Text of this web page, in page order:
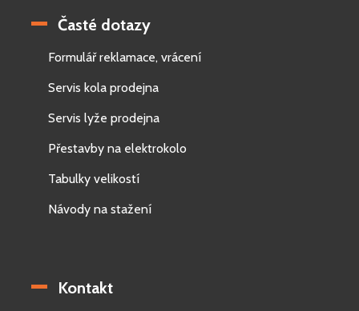
Časté dotazy
Formulář reklamace, vrácení
Servis kola prodejna
Servis lyže prodejna
Přestavby na elektrokolo
Tabulky velikostí
Návody na stažení
Kontakt